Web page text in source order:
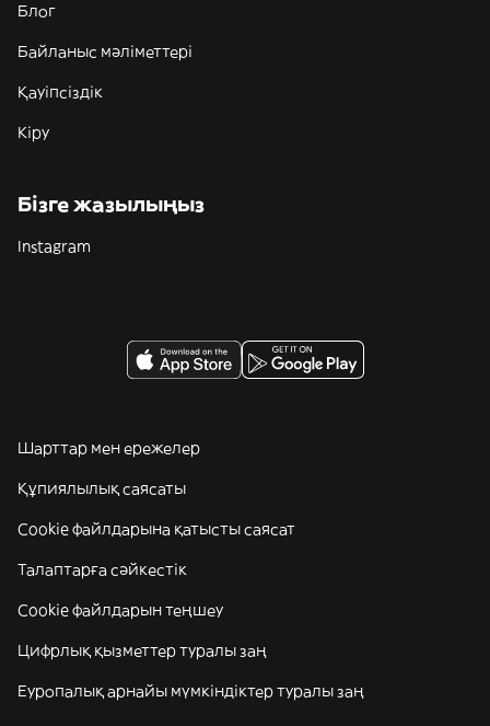
Блог
Байланыс мәліметтері
Қауіпсіздік
Кіру
Бізге жазылыңыз
Instagram
Шарттар мен ережелер
Құпиялылық саясаты
Cookie файлдарына қатысты саясат
Талаптарға сәйкестік
Cookie файлдарын теңшеу
Цифрлық қызметтер туралы заң
Еуропалық арнайы мүмкіндіктер туралы заң